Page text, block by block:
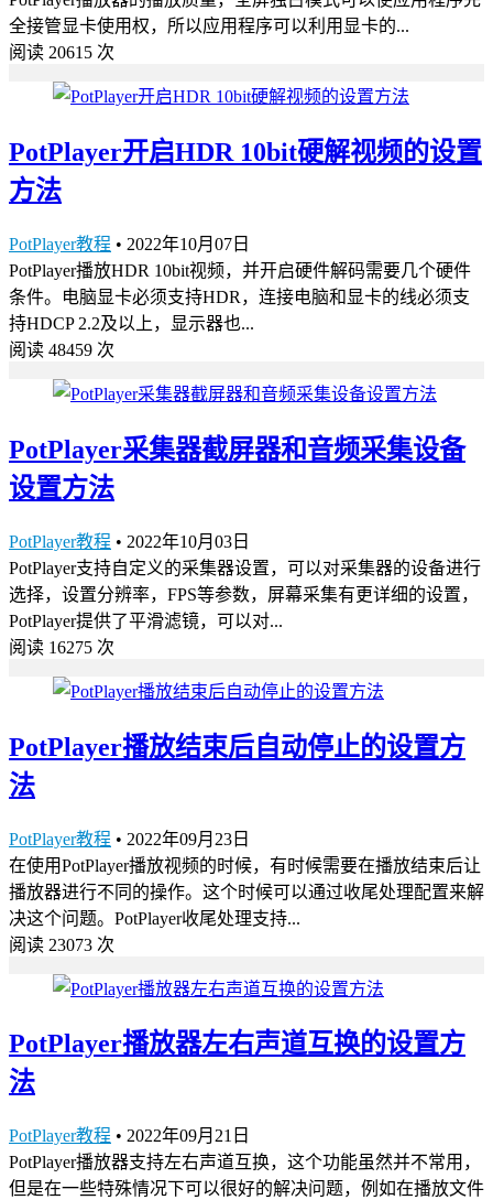
全接管显卡使用权，所以应用程序可以利用显卡的...
阅读 20615 次
PotPlayer开启HDR 10bit硬解视频的设置
方法
PotPlayer教程 • 2022年10月07日
PotPlayer播放HDR 10bit视频，并开启硬件解码需要几个硬件
条件。电脑显卡必须支持HDR，连接电脑和显卡的线必须支
持HDCP 2.2及以上，显示器也...
阅读 48459 次
PotPlayer采集器截屏器和音频采集设备
设置方法
PotPlayer教程 • 2022年10月03日
PotPlayer支持自定义的采集器设置，可以对采集器的设备进行
选择，设置分辨率，FPS等参数，屏幕采集有更详细的设置，
PotPlayer提供了平滑滤镜，可以对...
阅读 16275 次
PotPlayer播放结束后自动停止的设置方
法
PotPlayer教程 • 2022年09月23日
在使用PotPlayer播放视频的时候，有时候需要在播放结束后让
播放器进行不同的操作。这个时候可以通过收尾处理配置来解
决这个问题。PotPlayer收尾处理支持...
阅读 23073 次
PotPlayer播放器左右声道互换的设置方
法
PotPlayer教程 • 2022年09月21日
PotPlayer播放器支持左右声道互换，这个功能虽然并不常用，
但是在一些特殊情况下可以很好的解决问题，例如在播放文件